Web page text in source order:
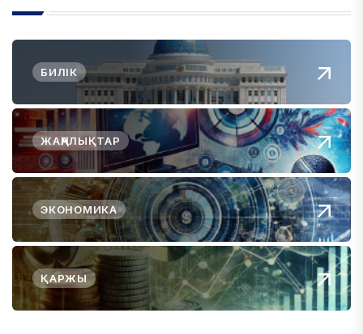
БИЛІК
ЖАҢАЛЫҚТАР
ЭКОНОМИКА
ҚАРЖЫ